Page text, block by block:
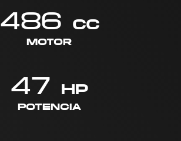
486 cc
MOTOR
47 HP
POTENCIA